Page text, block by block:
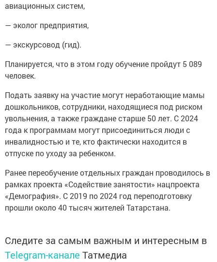
авиационных систем,
— эколог предприятия,
— экскурсовод (гид).
Планируется, что в этом году обучение пройдут 5 089
человек.
Подать заявку на участие могут неработающие мамы
дошкольников, сотрудники, находящиеся под риском
увольнения, а также граждане старше 50 лет. С 2024
года к программам могут присоединиться люди с
инвалидностью и те, кто фактически находится в
отпуске по уходу за ребенком.
Ранее переобучение отдельных граждан проводилось в
рамках проекта «Содействие занятости» нацпроекта
«Демография». С 2019 по 2024 год переподготовку
прошли около 40 тысяч жителей Татарстана.
Следите за самым важным и интересным в
Telegram-канале Татмедиа